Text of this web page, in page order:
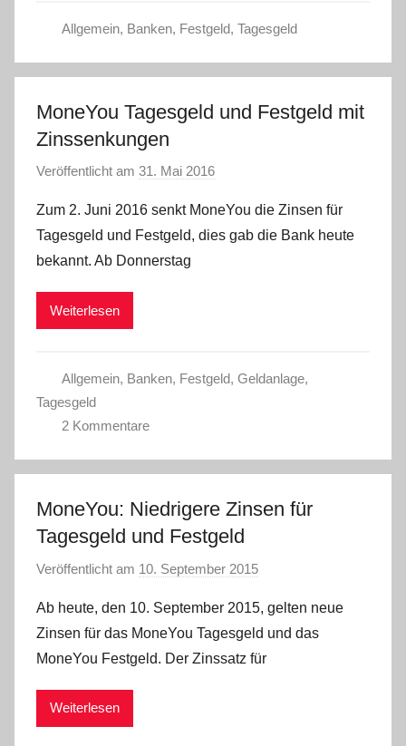
Allgemein, Banken, Festgeld, Tagesgeld
MoneYou Tagesgeld und Festgeld mit
Zinssenkungen
Veröffentlicht am 31. Mai 2016
n
C
Zum 2. Juni 2016 senkt MoneYou die Zinsen für
Tagesgeld und Festgeld, dies gab die Bank heute
bekannt. Ab Donnerstag
Weiterlesen
Allgemein, Banken, Festgeld, Geldanlage,
Tagesgeld
2 Kommentare
MoneYou: Niedrigere Zinsen für
Tagesgeld und Festgeld
Veröffentlicht am 10. September 2015
n
a
d
Ab heute, den 10. September 2015, gelten neue
Zinsen für das MoneYou Tagesgeld und das
MoneYou Festgeld. Der Zinssatz für
Weiterlesen